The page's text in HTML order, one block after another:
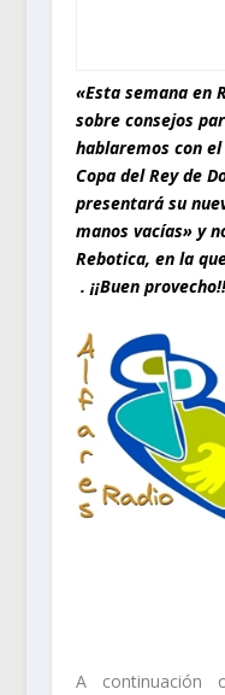
«Esta semana en
sobre consejos
hablaremos con
Copa del Rey de
presentará su
manos vacías» y
Rebotica, en la
. ¡¡Buen provecho!!
A continuación